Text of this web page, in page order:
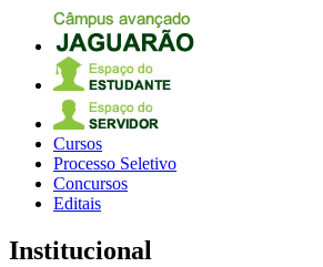
Cursos
Processo Seletivo
Concursos
Editais
Institucional